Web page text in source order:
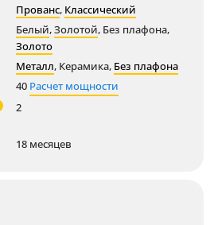
Прованс, Классический
Белый,Золотой, Без плафона,
Золото
Металл, Керамика, Без плафона
40 Расчет мощности
2
18 месяцев